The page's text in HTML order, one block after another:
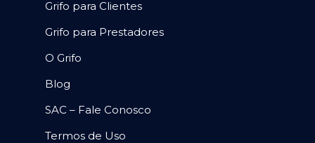
Grifo para Clientes
Grifo para Prestadores
O Grifo
Blog
SAC – Fale Conosco
Termos de Uso